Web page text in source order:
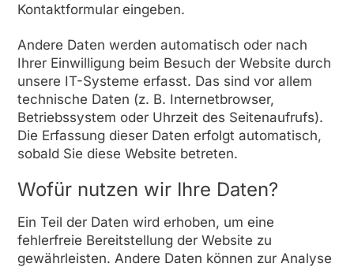
Kontaktformular eingeben.
Andere Daten werden automatisch oder nach
Ihrer Einwilligung beim Besuch der Website durch
unsere IT-Systeme erfasst. Das sind vor allem
technische Daten (z. B. Internetbrowser,
Betriebssystem oder Uhrzeit des Seitenaufrufs).
Die Erfassung dieser Daten erfolgt automatisch,
sobald Sie diese Website betreten.
Wofür nutzen wir Ihre Daten?
Ein Teil der Daten wird erhoben, um eine
fehlerfreie Bereitstellung der Website zu
gewährleisten. Andere Daten können zur Analyse